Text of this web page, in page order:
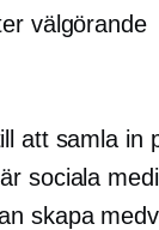
välgörande
att samla in
sociala
skapa